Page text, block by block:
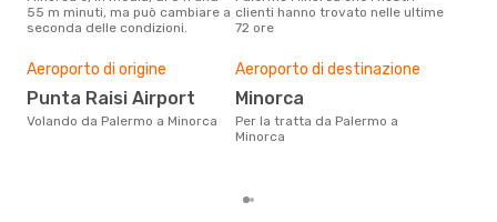
MAH- PMO
55 m minuti, ma può cambiare a
seconda delle condizioni.
clienti hanno trovato nelle ultime
72 ore
Aeroporto di origine
Punta Raisi Airport
Volando da Palermo a Minorca
Aeroporto di destinazione
Minorca
Per la tratta da Palermo a
Minorca